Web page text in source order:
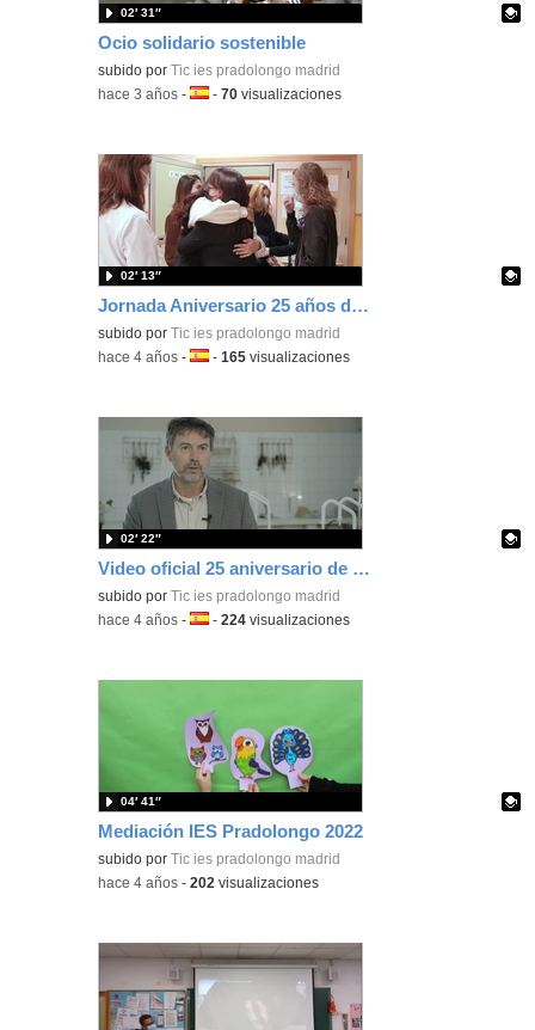
Ocio solidario sostenible
Contenido educativo.
subido porTic ies pradolongo madrid
02′ 31″
-hace 3 años -Idioma:
-70 visualizaciones
Jornada Aniversario 25 años de Mediación
Contenido educativo.
subido porTic ies pradolongo madrid
02′ 13″
-hace 4 años -Idioma:
-165 visualizaciones
Video oficial 25 aniversario de mediación
Contenido educativo.
subido porTic ies pradolongo madrid
02′ 22″
-hace 4 años -Idioma:
-224 visualizaciones
Mediación IES Pradolongo 2022
Contenido educativo.
subido porTic ies pradolongo madrid
04′ 41″
-hace 4 años -202 visualizaciones